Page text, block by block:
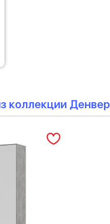
коллекции Денвер